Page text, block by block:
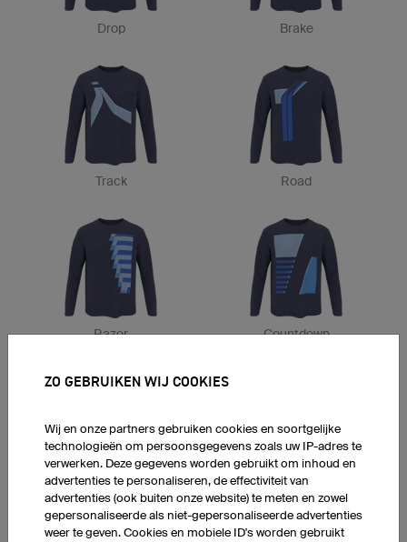
Drop Brake
Track Road
Razor Countdown
Flight Piet
ZO GEBRUIKEN WIJ COOKIES
Wij en onze partners gebruiken cookies en soortgelijke
technologieën om persoonsgegevens zoals uw IP-adres te
verwerken. Deze gegevens worden gebruikt om inhoud en
advertenties te personaliseren, de effectiviteit van
advertenties (ook buiten onze website) te meten en zowel
gepersonaliseerde als niet-gepersonaliseerde advertenties
weer te geven. Cookies en mobiele ID's worden gebruikt